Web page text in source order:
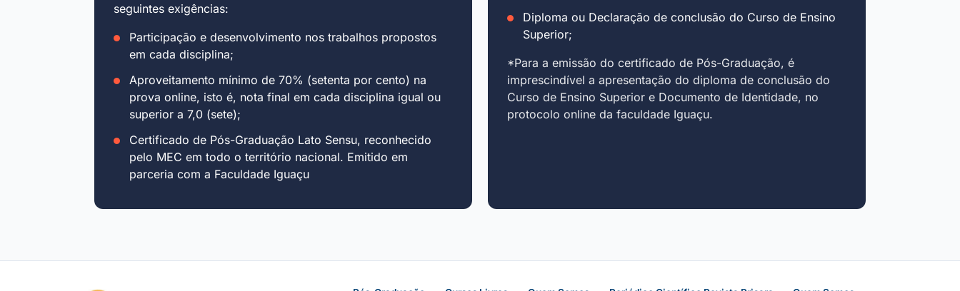
seguintes exigências:
Participação e desenvolvimento nos trabalhos propostos
em cada disciplina;
Aproveitamento mínimo de 70% (setenta por cento) na
prova online, isto é, nota final em cada disciplina igual ou
superior a 7,0 (sete);
Certificado de Pós-Graduação Lato Sensu, reconhecido
pelo MEC em todo o território nacional. Emitido em
parceria com a Faculdade Iguaçu
Diploma ou Declaração de conclusão do Curso de Ensino
Superior;
*Para a emissão do certificado de Pós-Graduação, é
imprescindível a apresentação do diploma de conclusão do
Curso de Ensino Superior e Documento de Identidade, no
protocolo online da faculdade Iguaçu.